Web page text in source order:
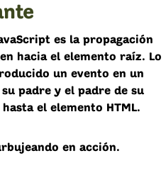
es la propagación
hacia el elemento raíz. Lo
un evento en un
padre y el padre de su
el elemento HTML.
en acción.